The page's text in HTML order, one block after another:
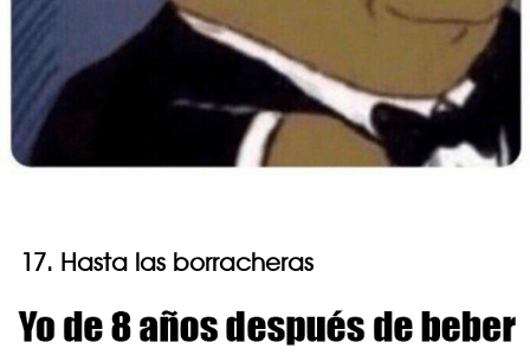
17. Hasta las borracheras